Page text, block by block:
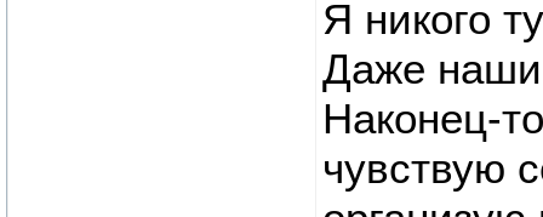
Я никого
Даже наши
Наконец-
чувствую